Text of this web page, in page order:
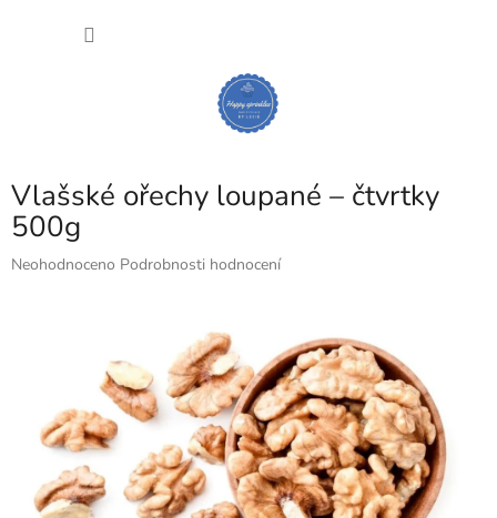
Vlašské ořechy loupané – čtvrtky
500g
Průměrné
hvězdiček.
Neohodnoceno Podrobnosti hodnocení